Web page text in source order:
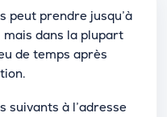
peut prendre jusqu’à
dans la plupart
de temps après
suivants à l’adresse